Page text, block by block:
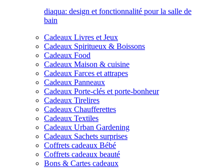
diaqua: design et fonctionnalité pour la salle de
bain
Cadeaux Livres et Jeux
Cadeaux Spiritueux & Boissons
Cadeaux Food
Cadeaux Maison & cuisine
Cadeaux Farces et attrapes
Cadeaux Panneaux
Cadeaux Porte-clés et porte-bonheur
Cadeaux Tirelires
Cadeaux Chaufferettes
Cadeaux Textiles
Cadeaux Urban Gardening
Cadeaux Sachets surprises
Coffrets cadeaux Bébé
Coffrets cadeaux beauté
Bons & Cartes cadeaux